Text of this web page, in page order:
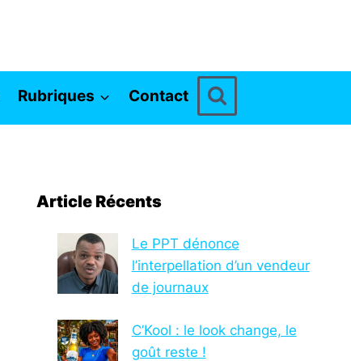
Rubriques Contact
Article Récents
Le PPT dénonce
l’interpellation d’un vendeur
de journaux
C’Kool : le look change, le
goût reste !